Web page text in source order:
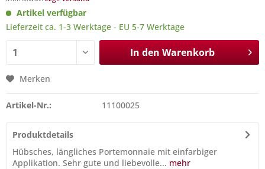
Artikel verfügbar
Lieferzeit ca. 1-3 Werktage - EU 5-7 Werktage
In den Warenkorb
Merken
Artikel-Nr.: 11100025
Produktdetails
Hübsches, längliches Portemonnaie mit einfarbiger
Applikation. Sehr gute und liebevolle... mehr